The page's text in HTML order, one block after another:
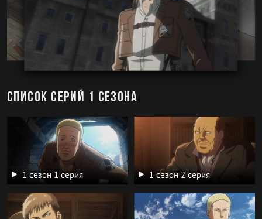
Список серий 1 сезона
1 сезон 1 серия 1 сезон 2 серия